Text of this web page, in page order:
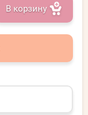
В корзину